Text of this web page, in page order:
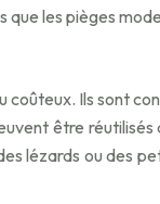
les pièges
Ils sont
être
lézards ou des